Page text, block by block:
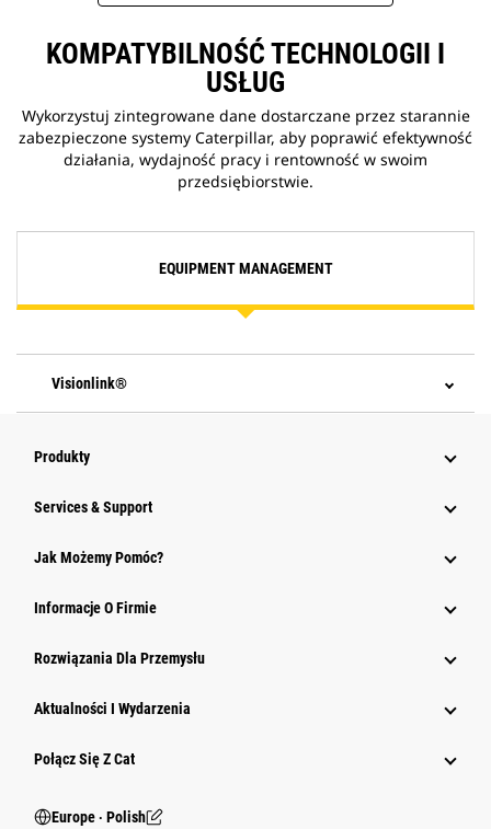
KOMPATYBILNOŚĆ TECHNOLOGII I
USŁUG
Wykorzystuj zintegrowane dane dostarczane przez starannie
zabezpieczone systemy Caterpillar, aby poprawić efektywność
działania, wydajność pracy i rentowność w swoim
przedsiębiorstwie.
EQUIPMENT MANAGEMENT
Visionlink®
Produkty
Services & Support
Jak Możemy Pomóc?
Informacje O Firmie
Rozwiązania Dla Przemysłu
Aktualności I Wydarzenia
Połącz Się Z Cat
Europe ‧ Polish